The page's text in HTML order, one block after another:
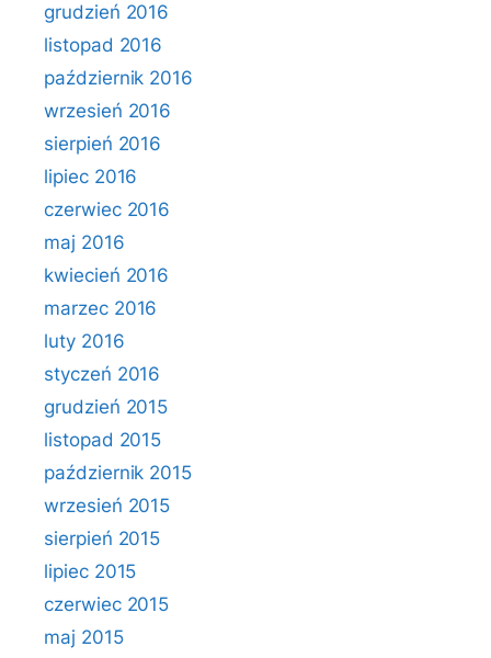
grudzień 2016
listopad 2016
październik 2016
wrzesień 2016
sierpień 2016
lipiec 2016
czerwiec 2016
maj 2016
kwiecień 2016
marzec 2016
luty 2016
styczeń 2016
grudzień 2015
listopad 2015
październik 2015
wrzesień 2015
sierpień 2015
lipiec 2015
czerwiec 2015
maj 2015